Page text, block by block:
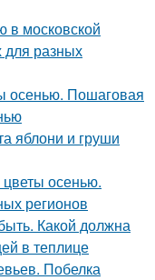
в московской
для разных
осенью. Пошаговая
яблони и груши
осенью.
регионов
Какой должна
в теплице
Побелка